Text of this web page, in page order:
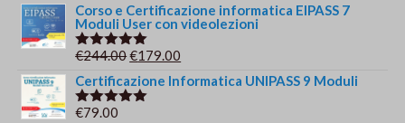
Corso e Certificazione informatica EIPASS 7
Moduli User con videolezioni
Valutato
€244.00Il
prezzo
originale
€179.00
prezzo
Certificazione Informatica UNIPASS 9 Moduli
Valutato
€79.00